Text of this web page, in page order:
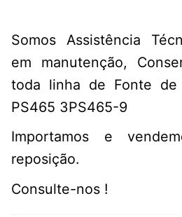
Somos Assistência
em manutenção,
toda linha de Fonte de
PS465 3PS465-9
Importamos e
reposição.
Consulte-nos !